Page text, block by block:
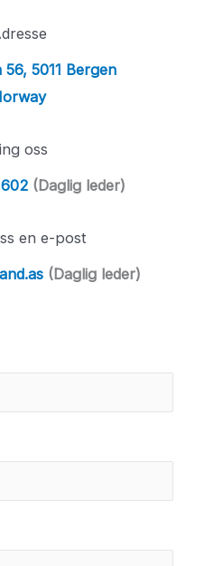
5011 Bergen
oss
(Daglig leder)
en e-post
(Daglig leder)